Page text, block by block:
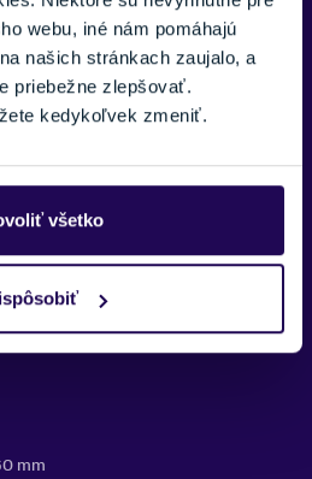
webu, iné nám pomáhajú
našich stránkach zaujalo, a
priebežne zlepšovať.
kedykoľvek zmeniť.
všetko
mm